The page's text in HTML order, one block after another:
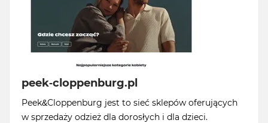
peek-cloppenburg.pl
Peek&Cloppenburg jest to sieć sklepów oferujących
w sprzedaży odzież dla dorosłych i dla dzieci.